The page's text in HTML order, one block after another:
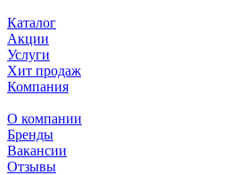
Каталог
Акции
Услуги
Хит продаж
Компания
О компании
Бренды
Вакансии
Отзывы